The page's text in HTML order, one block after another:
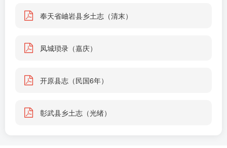
奉天省岫岩县乡土志（清末）
凤城琐录（嘉庆）
开原县志（民国6年）
彰武县乡土志（光绪）